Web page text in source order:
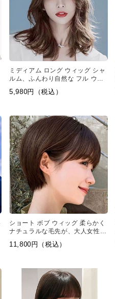
ミディアム ロング ウィッグ シャ
ルム、ふんわり自然な フル ウィ
ッグ ロング がキープできる
5,980円（税込）
ショート ボブ ウィッグ 柔らかく
ナチュラルな毛先が、大人女性に
ぴったりです。
11,800円（税込）